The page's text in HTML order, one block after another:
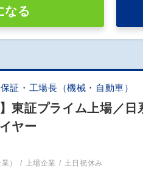
なる
証・工場長（機械・自動車）
東証プライム上場／
ヤー
） 上場企業 土日祝休み